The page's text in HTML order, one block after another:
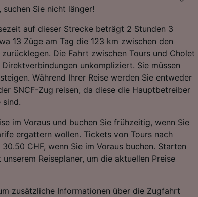
Sie nicht länger!
auf dieser Strecke beträgt 2 Stunden 3
13 Züge am Tag die 123 km zwischen den
Die Fahrt zwischen Tours und Cholet
unkompliziert. Sie müssen
Während Ihrer Reise werden Sie entweder
SNCF-Zug reisen, da diese die Hauptbetreiber
sind.
im Voraus und buchen Sie frühzeitig, wenn Sie
ergattern wollen. Tickets von Tours nach
CHF, wenn Sie im Voraus buchen. Starten
unserem Reiseplaner, um die aktuellen Preise
zusätzliche Informationen über die Zugfahrt